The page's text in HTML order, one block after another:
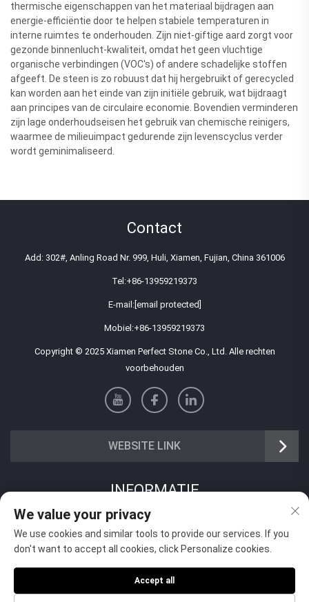
thermische eigenschappen van het materiaal bijdragen aan
energie-efficiëntie door te helpen stabiele temperaturen in
interne ruimtes te onderhouden. Zijn niet-giftige aard zorgt voor
gezonde binnenlucht-kwaliteit, omdat het geen vluchtige
organische verbindingen (VOC's) of andere schadelijke stoffen
afgeeft. De steen is zo robuust dat hij hergebruikt of gerecycled
kan worden aan het einde van zijn initiële gebruik, wat bijdraagt
aan principes van de circulaire economie. Bovendien verminderen
zijn lage onderhoudseisen het gebruik van chemische reinigers,
waarmee de milieuimpact gedurende zijn levenscyclus verder
wordt geminimaliseerd.
Contact
Add: 302#, Anling Road Nr. 999, Huli, Xiamen, Fujian, China 361006
Tel:+86-13959219373
E-mail:[email protected]
Mobiel:+86-13959219373
Copyright © 2025 Xiamen Perfect Stone Co., Ltd. Alle rechten
voorbehouden
WEBSITE LINK
INFORMATIE
Meld je aan om onze wekelijkse nieuwsbrief te ontvangen
Verzenden
We value your privacy
We use cookies and similar tools to provide our services. If you
don't want to accept all cookies, click Personalize cookies.
Accept all